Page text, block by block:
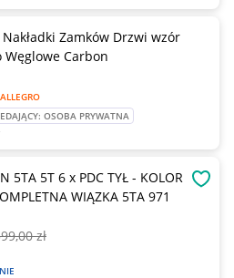
Nakładki Zamków Drzwi wzór
Węglowe Carbon
ALLEGRO
OSOBA PRYWATNA
5TA 5T 6 x PDC TYŁ - KOLOR
WIĄZKA 5TA 971
,00 zł